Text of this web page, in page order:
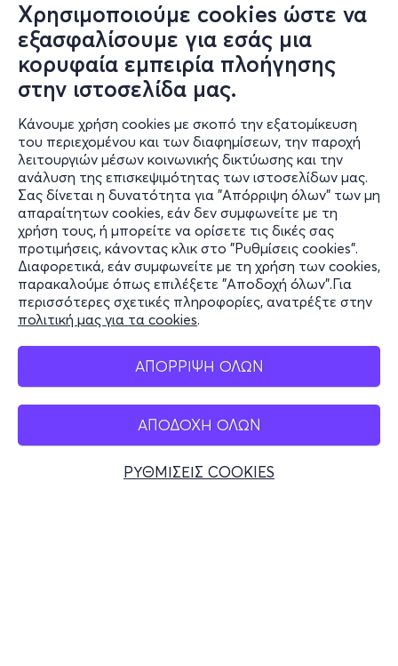
Χρησιμοποιούμε cookies ώστε να
εξασφαλίσουμε για εσάς μια
κορυφαία εμπειρία πλοήγησης
στην ιστοσελίδα μας.
Κάνουμε χρήση cookies με σκοπό την εξατομίκευση
του περιεχομένου και των διαφημίσεων, την παροχή
λειτουργιών μέσων κοινωνικής δικτύωσης και την
ανάλυση της επισκεψιμότητας των ιστοσελίδων μας.
Σας δίνεται η δυνατότητα για "Απόρριψη όλων" των μη
απαραίτητων cookies, εάν δεν συμφωνείτε με τη
χρήση τους, ή μπορείτε να ορίσετε τις δικές σας
προτιμήσεις, κάνοντας κλικ στο "Ρυθμίσεις cookies".
Διαφορετικά, εάν συμφωνείτε με τη χρήση των cookies,
παρακαλούμε όπως επιλέξετε "Αποδοχή όλων".Για
περισσότερες σχετικές πληροφορίες, ανατρέξτε στην
πολιτική μας για τα cookies.
ΑΠΟΡΡΙΨΗ ΟΛΩΝ
ΑΠΟΔΟΧΗ ΟΛΩΝ
ΡΥΘΜΙΣΕΙΣ COOKIES
Πληροφορίες
Υποστήριξη
Stay Connected
Mobile app